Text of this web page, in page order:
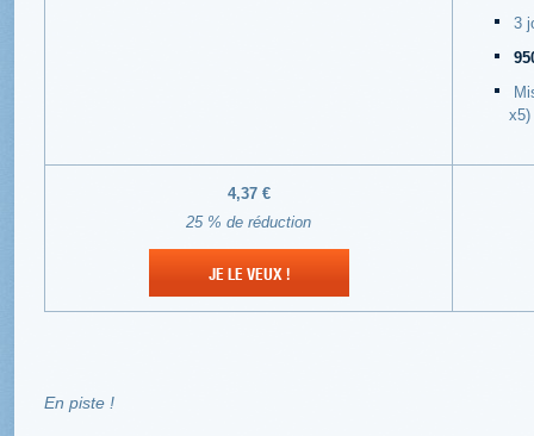
3
4,37 €
25 % de réduction
JE LE VEUX !
En piste !